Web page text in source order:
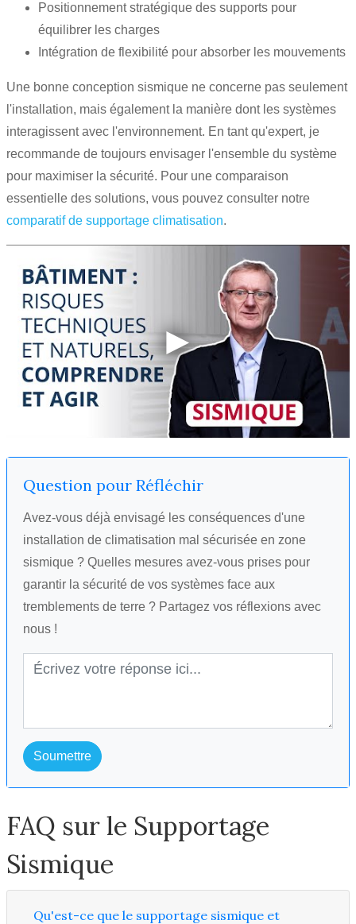
Positionnement stratégique des supports pour
équilibrer les charges
Intégration de flexibilité pour absorber les mouvements
Une bonne conception sismique ne concerne pas seulement
l'installation, mais également la manière dont les systèmes
interagissent avec l'environnement. En tant qu'expert, je
recommande de toujours envisager l'ensemble du système
pour maximiser la sécurité. Pour une comparaison
essentielle des solutions, vous pouvez consulter notre
comparatif de supportage climatisation.
Question pour Réfléchir
Avez-vous déjà envisagé les conséquences d'une
installation de climatisation mal sécurisée en zone
sismique ? Quelles mesures avez-vous prises pour
garantir la sécurité de vos systèmes face aux
tremblements de terre ? Partagez vos réflexions avec
nous !
Soumettre
FAQ sur le Supportage
Sismique
Qu'est-ce que le supportage sismique et